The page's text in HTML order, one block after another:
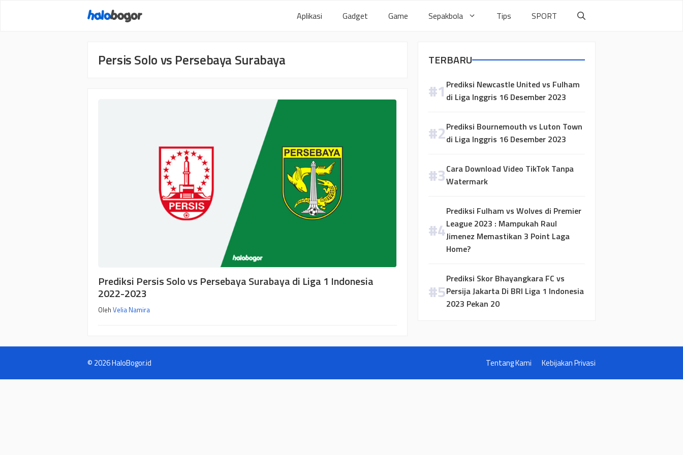
Aplikasi Gadget Game Sepakbola Tips SPORT
Persis Solo vs Persebaya Surabaya
Prediksi Persis Solo vs Persebaya Surabaya di Liga 1 Indonesia
2022-2023
Oleh Velia Namira
TERBARU
Prediksi Newcastle United vs Fulham
di Liga Inggris 16 Desember 2023
Prediksi Bournemouth vs Luton Town
di Liga Inggris 16 Desember 2023
Cara Download Video TikTok Tanpa
Watermark
Prediksi Fulham vs Wolves di Premier
League 2023 : Mampukah Raul
Jimenez Memastikan 3 Point Laga
Home?
Prediksi Skor Bhayangkara FC vs
Persija Jakarta Di BRI Liga 1 Indonesia
2023 Pekan 20
Tentang Kami Kebijakan Privasi
© 2026 HaloBogor.id